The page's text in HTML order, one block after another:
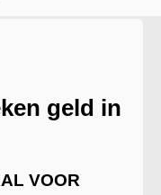
geld in
VOOR